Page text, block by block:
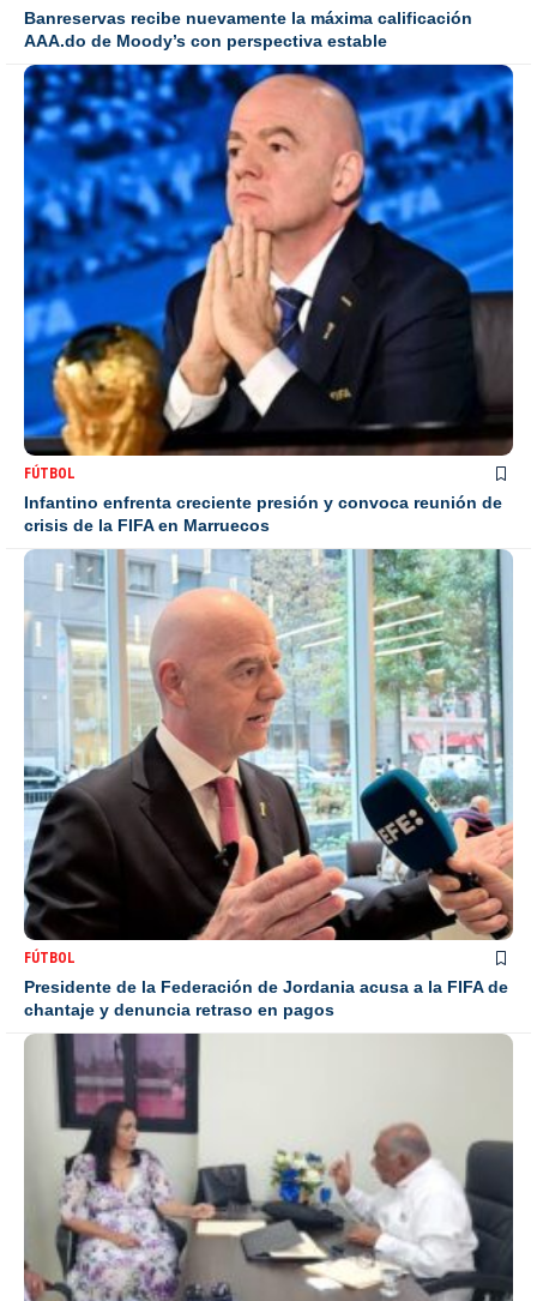
Banreservas recibe nuevamente la máxima calificación
AAA.do de Moody’s con perspectiva estable
FÚTBOL
Infantino enfrenta creciente presión y convoca reunión de
crisis de la FIFA en Marruecos
FÚTBOL
Presidente de la Federación de Jordania acusa a la FIFA de
chantaje y denuncia retraso en pagos